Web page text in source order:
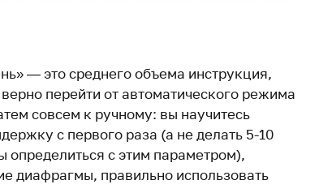
— это среднего объема инструкция,
перейти от автоматического режима
совсем к ручному: вы научитесь
с первого раза (а не делать 5-10
определиться с этим параметром),
диафрагмы, правильно использовать